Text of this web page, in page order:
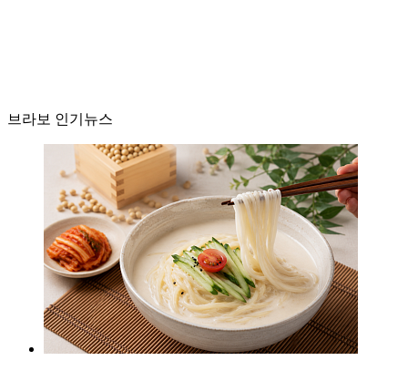
브라보 인기뉴스